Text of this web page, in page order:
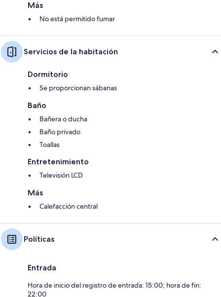
Más
No está permitido fumar
Servicios de la habitación
Dormitorio
Se proporcionan sábanas
Baño
Bañera o ducha
Baño privado
Toallas
Entretenimiento
Televisión LCD
Más
Calefacción central
Políticas
Entrada
Hora de inicio del registro de entrada: 15:00; hora de fin:
22:00